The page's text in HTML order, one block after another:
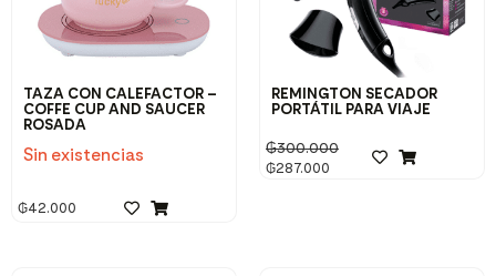
TAZA CON CALEFACTOR –
COFFE CUP AND SAUCER
ROSADA
Sin existencias
₲42.000
REMINGTON SECADOR
PORTÁTIL PARA VIAJE
₲300.000
₲287.000